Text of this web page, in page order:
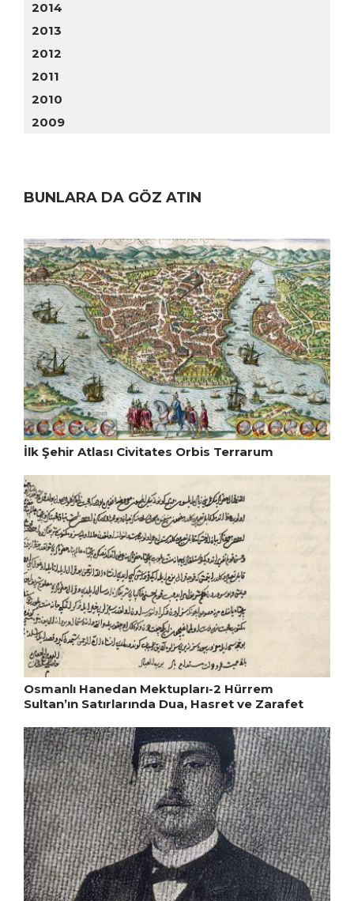
2014
2013
2012
2011
2010
2009
BUNLARA DA GÖZ ATIN
İlk Şehir Atlası Civitates Orbis Terrarum
Osmanlı Hanedan Mektupları-2 Hürrem
Sultan’ın Satırlarında Dua, Hasret ve Zarafet